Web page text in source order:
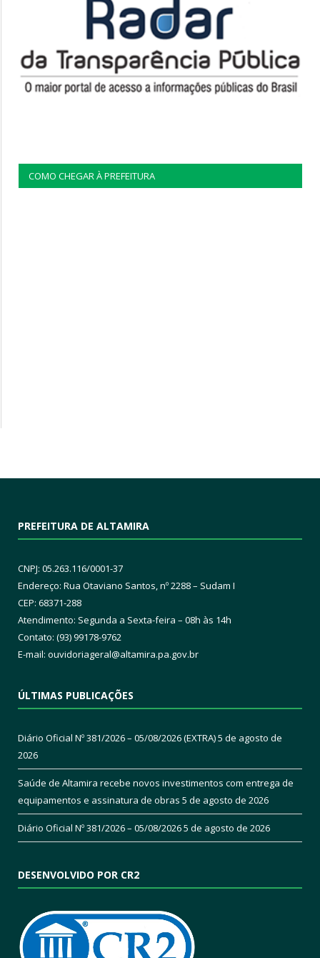
COMO CHEGAR À PREFEITURA
PREFEITURA DE ALTAMIRA
CNPJ: 05.263.116/0001-37
Endereço: Rua Otaviano Santos, nº 2288 – Sudam I
CEP: 68371-288
Atendimento: Segunda a Sexta-feira – 08h às 14h
Contato: (93) 99178-9762
E-mail: ouvidoriageral@altamira.pa.gov.br
ÚLTIMAS PUBLICAÇÕES
Diário Oficial Nº 381/2026 – 05/08/2026 (EXTRA)5 de agosto de
2026
Saúde de Altamira recebe novos investimentos com entrega de
equipamentos e assinatura de obras 5 de agosto de 2026
Diário Oficial Nº 381/2026 – 05/08/20265 de agosto de 2026
DESENVOLVIDO POR CR2